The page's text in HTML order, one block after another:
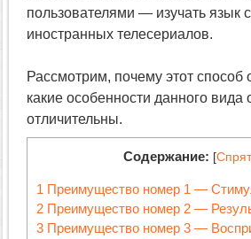
пользователями — изучать язык
иностранных телесериалов.
Рассмотрим, почему этот способ
какие особенности данного вида
отличительны.
Содержание: [
1 Преимущество номер 1 —
2 Преимущество номер 2 —
3 Преимущество номер 3 —